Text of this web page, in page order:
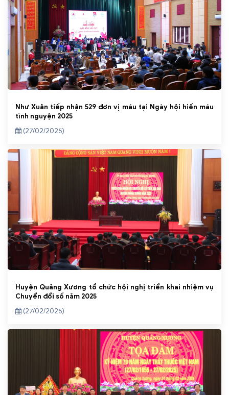
Như Xuân tiếp nhận 529 đơn vị máu tại Ngày hội hiến máu
tình nguyện 2025
(27/02/2025)
Huyện Quảng Xương tổ chức hội nghị triển khai nhiệm vụ
Chuyển đổi số năm 2025
(27/02/2025)